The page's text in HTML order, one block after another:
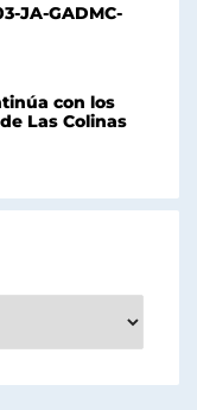
JA-GADMC-
con los
Las Colinas